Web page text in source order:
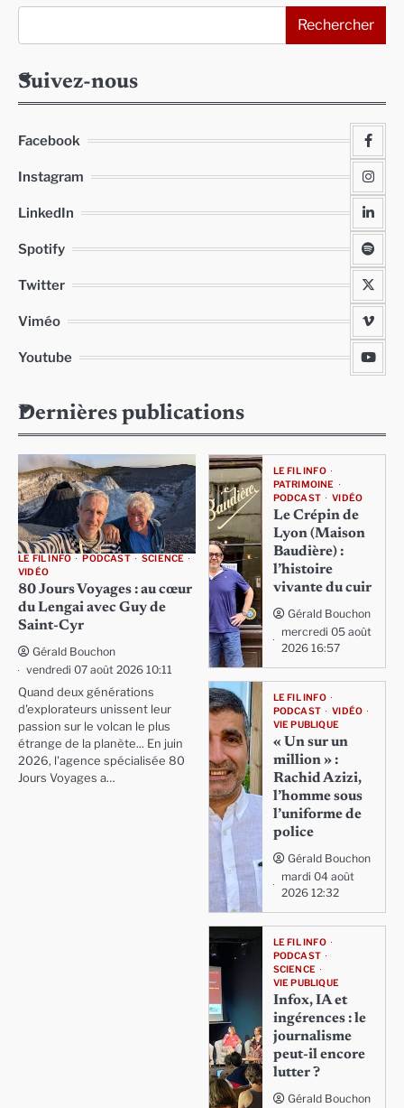
Rechercher
Suivez-nous
Facebook
Instagram
LinkedIn
Spotify
Twitter
Viméo
Youtube
Dernières publications
LE FIL INFO PODCAST
SCIENCE
VIDÉO
80 Jours Voyages : au cœur
du Lengai avec Guy de
Saint-Cyr
Gérald Bouchon
vendredi 07 août 2026 10:11
Quand deux générations
d'explorateurs unissent leur
passion sur le volcan le plus
étrange de la planète... En juin
2026, l'agence spécialisée 80
Jours Voyages a…
LE FIL INFO
PATRIMOINE
PODCAST
VIDÉO
Le Crépin de
Lyon (Maison
Baudière) :
l’histoire
vivante du cuir
Gérald Bouchon
mercredi 05 août
2026 16:57
LE FIL INFO
PODCAST
VIDÉO
VIE PUBLIQUE
« Un sur un
million » :
Rachid Azizi,
l’homme sous
l’uniforme de
police
Gérald Bouchon
mardi 04 août
2026 12:32
LE FIL INFO
PODCAST
SCIENCE
VIE PUBLIQUE
Infox, IA et
ingérences : le
journalisme
peut-il encore
lutter ?
Gérald Bouchon